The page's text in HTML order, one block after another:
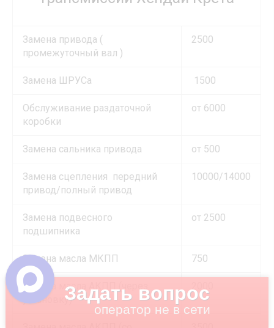
Замена привода (
промежуточный вал )
2500
Замена ШРУСа 1500
Обслуживание раздаточной
коробки
от 6000
Замена сальника привода от 500
Замена сцепления передний
привод/полный привод
10000/14000
Замена подвесного
подшипника
от 2500
Замена масла МКПП 750
Замена масла АКПП (через
установку)Задать вопрос
оператор не в сети